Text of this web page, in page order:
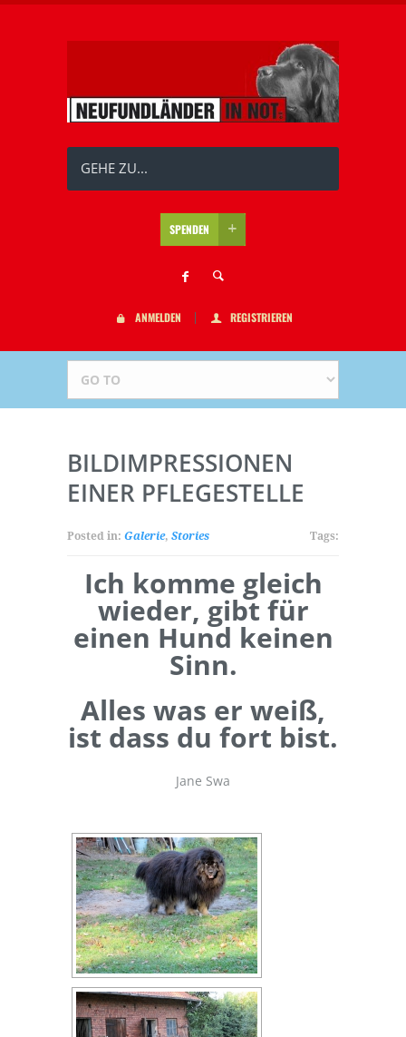
GEHE ZU...
SPENDEN
ANMELDEN REGISTRIEREN
BILDIMPRESSIONEN
EINER PFLEGESTELLE
Posted in: Galerie, Stories Tags:
Ich komme gleich
wieder, gibt für
einen Hund keinen
Sinn.
Alles was er weiß,
ist dass du fort bist.
Jane Swa